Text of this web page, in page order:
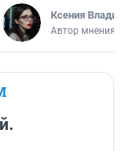
Ксения
Автор мнения